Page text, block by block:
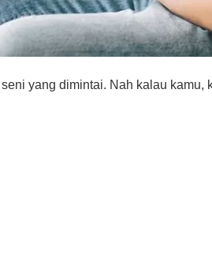
yang dimintai. Nah kalau kamu,